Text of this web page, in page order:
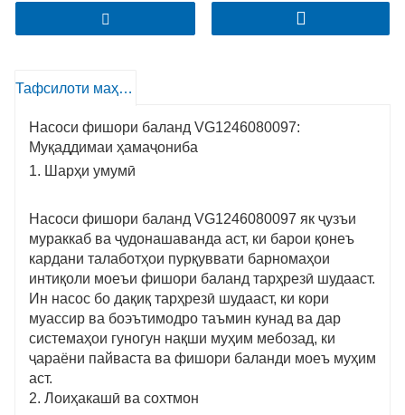
системаҳои мақсаднок тарҳрезӣ шудааст, ки
ҳамгироии бефосила ва самаранокии ҳадди
Тафсилоти маҳсулот
Насоси фишори баланд VG1246080097:
Муқаддимаи ҳамаҷониба
1. Шарҳи умумӣ
Насоси фишори баланд VG1246080097 як ҷузъи
мураккаб ва ҷудонашаванда аст, ки барои қонеъ
кардани талаботҳои пурқуввати барномаҳои
интиқоли моеъи фишори баланд тарҳрезӣ шудааст.
Ин насос бо дақиқ тарҳрезӣ шудааст, ки кори
муассир ва боэътимодро таъмин кунад ва дар
системаҳои гуногун нақши муҳим мебозад, ки
ҷараёни пайваста ва фишори баланди моеъ муҳим
аст.
2. Лоиҳакашӣ ва сохтмон